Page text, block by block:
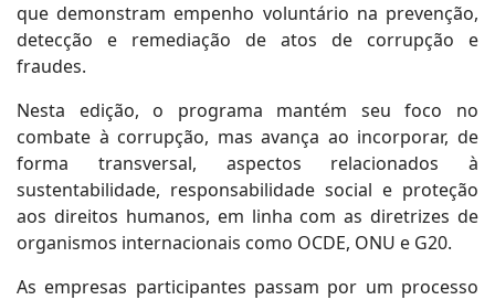
que demonstram empenho voluntário na prevenção,
detecção e remediação de atos de corrupção e
fraudes.
Nesta edição, o programa mantém seu foco no
combate à corrupção, mas avança ao incorporar, de
forma transversal, aspectos relacionados à
sustentabilidade, responsabilidade social e proteção
aos direitos humanos, em linha com as diretrizes de
organismos internacionais como OCDE, ONU e G20.
As empresas participantes passam por um processo